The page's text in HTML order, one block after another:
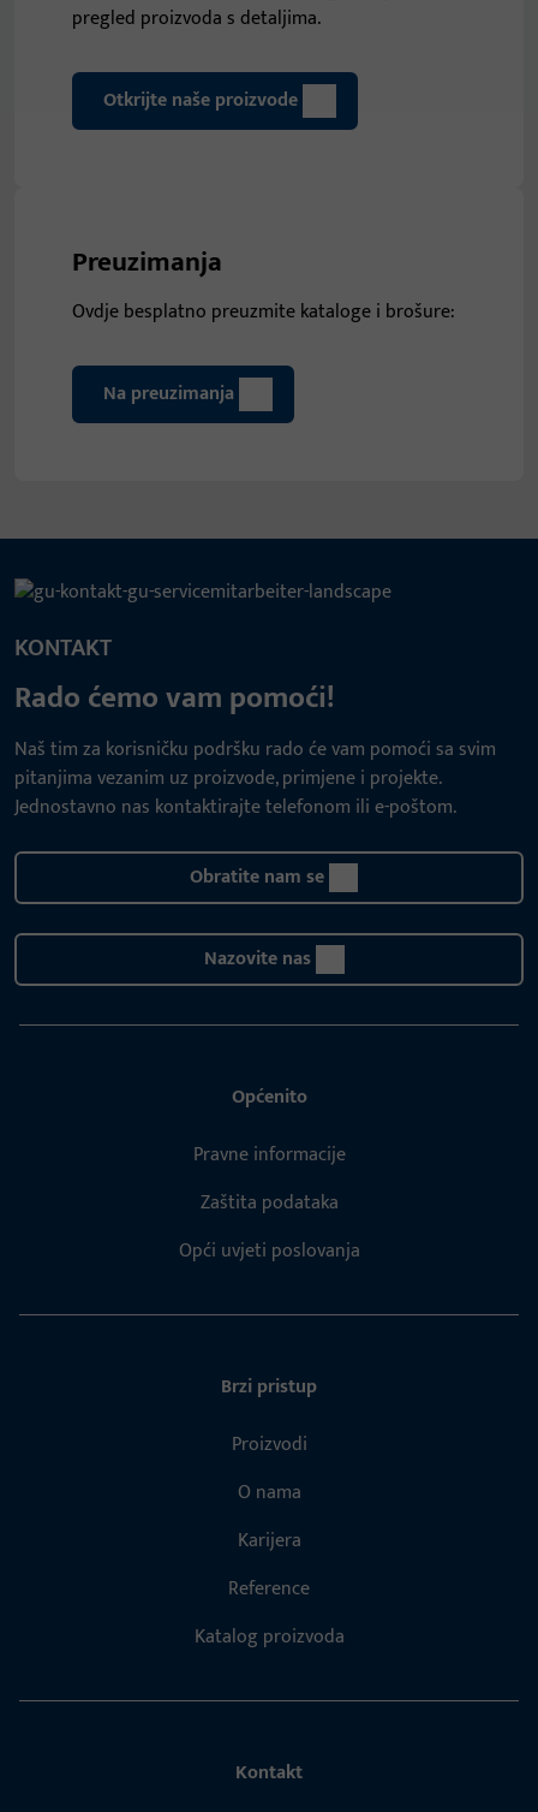
pregled proizvoda s detaljima.
Otkrijte naše proizvode
Preuzimanja
Ovdje besplatno preuzmite kataloge i brošure:
Na preuzimanja
KONTAKT
Rado ćemo vam pomoći!
Naš tim za korisničku podršku rado će vam pomoći sa svim
pitanjima vezanim uz proizvode, primjene i projekte.
Jednostavno nas kontaktirajte telefonom ili e-poštom.
Obratite nam se
Nazovite nas
Općenito
Pravne informacije
Zaštita podataka
Opći uvjeti poslovanja
Brzi pristup
Proizvodi
O nama
Karijera
Reference
Katalog proizvoda
Kontakt